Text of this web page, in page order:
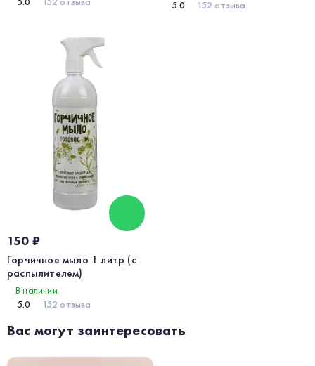
5.0
152 отзыва
150 ₽
Горчичное мыло 1 литр (с
распылителем)
В наличии
5.0
152 отзыва
Вас могут заинтересовать